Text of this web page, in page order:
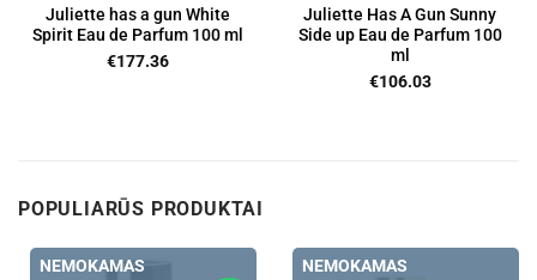
Juliette has a gun White
Spirit Eau de Parfum 100 ml
€177.36
Juliette Has A Gun Sunny
Side up Eau de Parfum 100
ml
€106.03
POPULIARŪS PRODUKTAI
NEMOKAMAS
NEMOKAMAS